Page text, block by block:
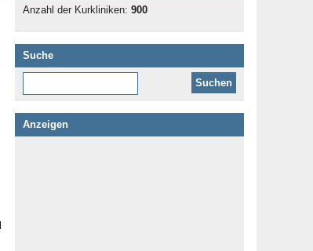
Anzahl der Kurkliniken: 900
Suche
Anzeigen